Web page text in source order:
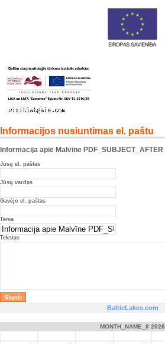
Informacijos nusiuntimas el. paštu
Informacija apie Malvīne PDF_SUBJECT_AFTER
Jūsų el. paštas
Jūsų vardas
Gavėjo el. paštas
Tema
Tekstas
BalticLakes.com
MONTH_NAME_8 2026